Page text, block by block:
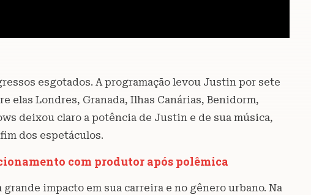
esgotados. A programação levou Justin por sete
elas Londres, Granada, Ilhas Canárias, Benidorm,
deixou claro a potência de Justin e de sua música,
dos espetáculos.
com produtor após polêmica
impacto em sua carreira e no gênero urbano. Na